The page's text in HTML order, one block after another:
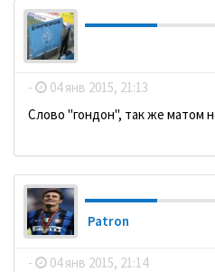
- 04 янв 2015, 21:13
Слово "гондон", так же матом
Patron
- 04 янв 2015, 21:14